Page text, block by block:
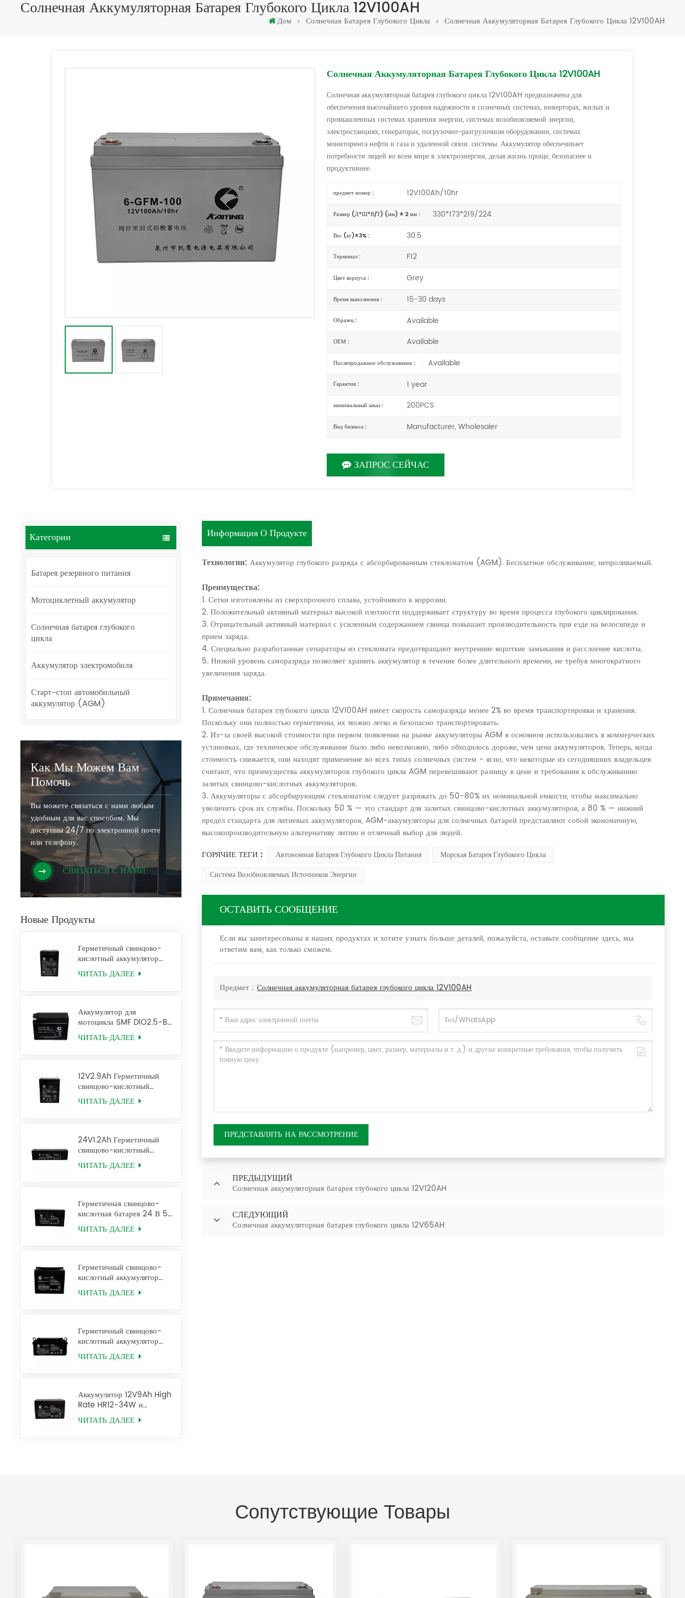
Солнечная Аккумуляторная Батарея Глубокого Цикла 12V100AH
Дом Солнечная Батарея Глубокого Цикла Солнечная Аккумуляторная Батарея Глубокого Цикла 12V100AH
Солнечная Аккумуляторная Батарея Глубокого Цикла 12V100AH
Солнечная аккумуляторная батарея глубокого цикла 12V100AH предназначена для
обеспечения высочайшего уровня надежности в солнечных системах, инверторах, жилых и
промышленных системах хранения энергии, системах возобновляемой энергии,
электростанциях, генераторах, погрузочно-разгрузочном оборудовании, системах
мониторинга нефти и газа и удаленной связи. системы. Аккумулятор обеспечивает
потребности людей во всем мире в электроэнергии, делая жизнь проще, безопаснее и
продуктивнее.
предмет номер : 12V100Ah/10hr
Размер (Д*Ш*В/Т) (мм) ± 2 мм : 330*173*219/224
Вес (кг)±3% : 30.5
Терминал : F12
Цвет корпуса : Grey
Время выполнения : 15-30 days
Образец : Available
ОЕМ : Available
Послепродажное обслуживание : Available
Гарантия : 1 year
минимальный заказ : 200PCS
Вид бизнеса : Manufacturer, Wholesaler
ЗАПРОС СЕЙЧАС
Категории
Батарея резервного питания
Мотоциклетный аккумулятор
Солнечная батарея глубокого
цикла
Аккумулятор электромобиля
Старт-стоп автомобильный
аккумулятор (AGM)
Как Мы Можем Вам
Помочь
Вы можете связаться с нами любым
удобным для вас способом. Мы
доступны 24/7 по электронной почте
или телефону.
СВЯЗАТЬСЯ С НАМИ
Новые Продукты
Герметичный свинцово-
кислотный аккумулятор
4V6Ah Аккумулятор Ups
2FM6
ЧИТАТЬ ДАЛЕЕ
Аккумулятор для
мотоцикла SMF DIO2.5-BS
12V2.5AH
ЧИТАТЬ ДАЛЕЕ
12V2.9Ah Герметичный
свинцово-кислотный
аккумулятор 6FM2.9 Ups
Battery
ЧИТАТЬ ДАЛЕЕ
24V1.2Ah Герметичный
свинцово-кислотный
аккумулятор 12FM1.2 Ups
Battery
ЧИТАТЬ ДАЛЕЕ
Герметичная свинцово-
кислотная батарея 24 В 5
Ач для ИБП 12 FM5
ЧИТАТЬ ДАЛЕЕ
Герметичный свинцово-
кислотный аккумулятор
12V38Ah 6FM38
ЧИТАТЬ ДАЛЕЕ
Герметичный свинцово-
кислотный аккумулятор
12V65Ah 6FM65
ЧИТАТЬ ДАЛЕЕ
Аккумулятор 12V9Ah High
Rate HR12-34W и
12V34W HR12-9 SLA AGM
ЧИТАТЬ ДАЛЕЕ
Информация О Продукте
Технологии: Аккумулятор глубокого разряда с абсорбированным стекломатом (AGM). Бесплатное обслуживание, непроливаемый.
Преимущества:
1. Сетки изготовлены из сверхпрочного сплава, устойчивого к коррозии.
2. Положительный активный материал высокой плотности поддерживает структуру во время процесса глубокого циклирования.
3. Отрицательный активный материал с усиленным содержанием свинца повышает производительность при езде на велосипеде и
прием заряда.
4. Специально разработанные сепараторы из стекломата предотвращают внутренние короткие замыкания и расслоение кислоты.
5. Низкий уровень саморазряда позволяет хранить аккумулятор в течение более длительного времени, не требуя многократного
увеличения заряда.
Примечания:
1. Солнечная батарея глубокого цикла 12V100AH имеет скорость саморазряда менее 2% во время транспортировки и хранения.
Поскольку они полностью герметичны, их можно легко и безопасно транспортировать.
2. Из-за своей высокой стоимости при первом появлении на рынке аккумуляторы AGM в основном использовались в коммерческих
установках, где техническое обслуживание было либо невозможно, либо обходилось дороже, чем цена аккумуляторов. Теперь, когда
стоимость снижается, они находят применение во всех типах солнечных систем - ясно, что некоторые из сегодняшних владельцев
считают, что преимущества аккумуляторов глубокого цикла AGM перевешивают разницу в цене и требования к обслуживанию
залитых свинцово-кислотных аккумуляторов.
3. Аккумуляторы с абсорбирующим стекломатом следует разряжать до 50-80% их номинальной емкости, чтобы максимально
увеличить срок их службы. Поскольку 50 % — это стандарт для залитых свинцово-кислотных аккумуляторов, а 80 % — нижний
предел стандарта для литиевых аккумуляторов, AGM-аккумуляторы для солнечных батарей представляют собой экономичную,
высокопроизводительную альтернативу литию и отличный выбор для людей.
ГОРЯЧИЕ ТЕГИ :
Автономная Батарея Глубокого Цикла Питания
Морская Батарея Глубокого Цикла
Система Возобновляемых Источников Энергии
ОСТАВИТЬ СООБЩЕНИЕ
Если вы заинтересованы в наших продуктах и хотите узнать больше деталей, пожалуйста, оставьте сообщение здесь, мы
ответим вам, как только сможем.
Предмет :Солнечная аккумуляторная батарея глубокого цикла 12V100AH
ПРЕДСТАВЛЯТЬ НА РАССМОТРЕНИЕ
ПРЕДЫДУЩИЙ
Солнечная аккумуляторная батарея глубокого цикла 12V120AH
СЛЕДУЮЩИЙ
Солнечная аккумуляторная батарея глубокого цикла 12V65AH
Сопутствующие Товары